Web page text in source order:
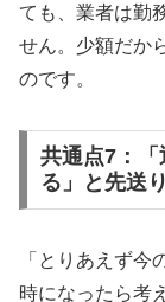
ても、業者は勤
せん。少額だか
のです。
共通点7：「
る」と先送
「とりあえず
時になったら考